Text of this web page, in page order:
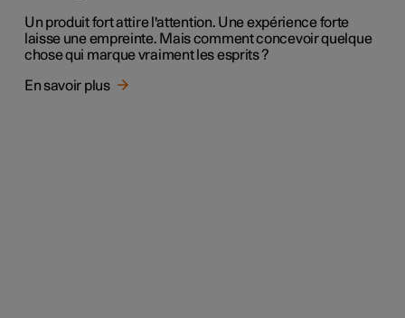
Un produit fort attire l'attention. Une expérience forte
laisse une empreinte. Mais comment concevoir quelque
chose qui marque vraiment les esprits ?
En savoir plus